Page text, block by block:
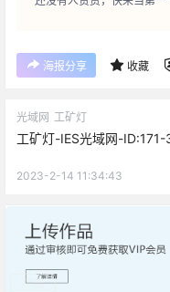
海报分享 收藏
光域网 工矿灯
工矿灯-IES光域网-ID:171-
2023-2-14 11:34:43
广告